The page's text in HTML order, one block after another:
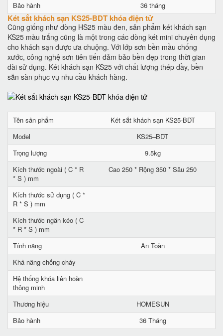
Bảo hành
36 tháng
Két sắt khách sạn KS25-BDT khóa điện tử
Cũng giống như dòng HS25 màu đen, sản phẩm két khách sạn
KS25 màu trắng cũng là một trong các dòng két mini chuyên dụng
cho khách sạn được ưa chuộng. Với lớp sơn bền mầu chống
xước, công nghệ sơn tiên tiến đảm bảo bền đẹp trong thời gian
dài sử dụng. Két khách sạn KS25 với chất lượng thép dầy, bền
sẵn sàn phục vụ nhu cầu khách hàng.
Tên sản phẩm
Két sắt khách sạn KS25-BDT
Model
KS25–BDT
Trọng lượng
9.5kg
Kích thước ngoài ( C * R
* S ) mm
Cao 250 * Rộng 350 * Sâu 250
Kích thước sử dụng ( C *
R * S ) mm
Kích thước ngăn kéo ( C
* R * S ) mm
Tính năng
An Toàn
Khả năng chống cháy
Hệ thống khóa liên hoàn
thông minh
Thương hiệu
HOMESUN
Bảo hành
36 Tháng